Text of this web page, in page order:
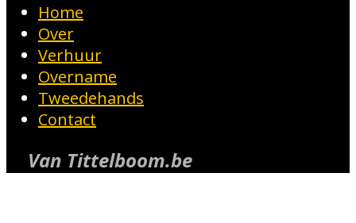
Home
Over
Verhuur
Overname
Tweedehands
Contact
Van Tittelboom.be